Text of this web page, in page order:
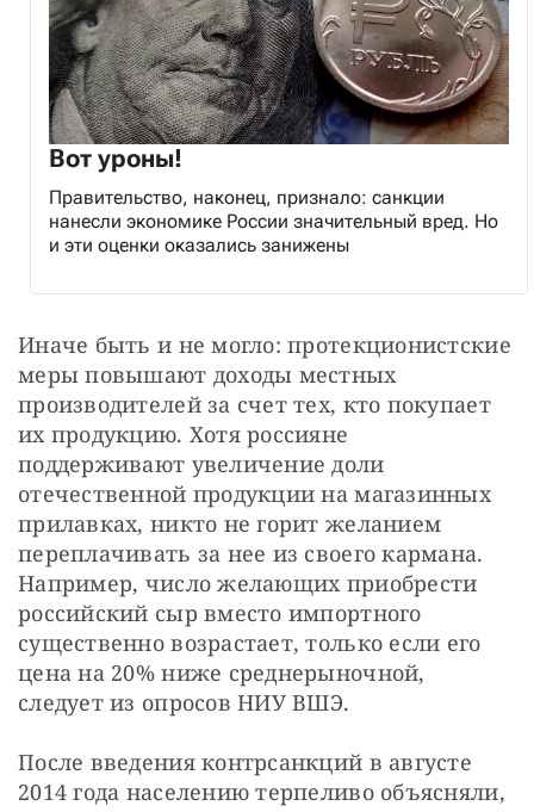
Вот уроны!
Правительство, наконец, признало: санкции
нанесли экономике России значительный вред. Но
и эти оценки оказались занижены
Иначе быть и не могло: протекционистские
меры повышают доходы местных
производителей за счет тех, кто покупает
их продукцию. Хотя россияне
поддерживают увеличение доли
отечественной продукции на магазинных
прилавках, никто не горит желанием
переплачивать за нее из своего кармана.
Например, число желающих приобрести
российский сыр вместо импортного
существенно возрастает, только если его
цена на 20% ниже среднерыночной,
следует из опросов НИУ ВШЭ.
После введения контрсанкций в августе
2014 года населению терпеливо объясняли,